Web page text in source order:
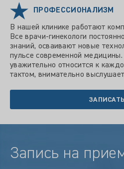
ПРОФЕССИОНАЛИЗМ
В нашей клинике работают
Все врачи-гинекологи
знаний, осваивают новые
пульсе современной медицины.
уважительно относится к
тактом, внимательно
Запись на